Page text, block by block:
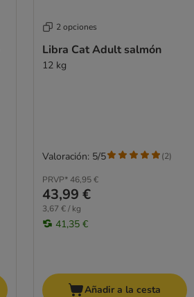
2 opciones
Libra Cat Adult salmón
12 kg
PRVP* 46,95 €
43,99 €
3,67 € / kg
41,35 €
Valoración: 5/5 (2)
Añadir a la cesta